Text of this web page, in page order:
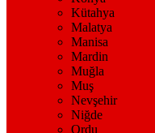
Kütahya
Malatya
Manisa
Mardin
Muğla
Muş
Nevşehir
Niğde
Ordu